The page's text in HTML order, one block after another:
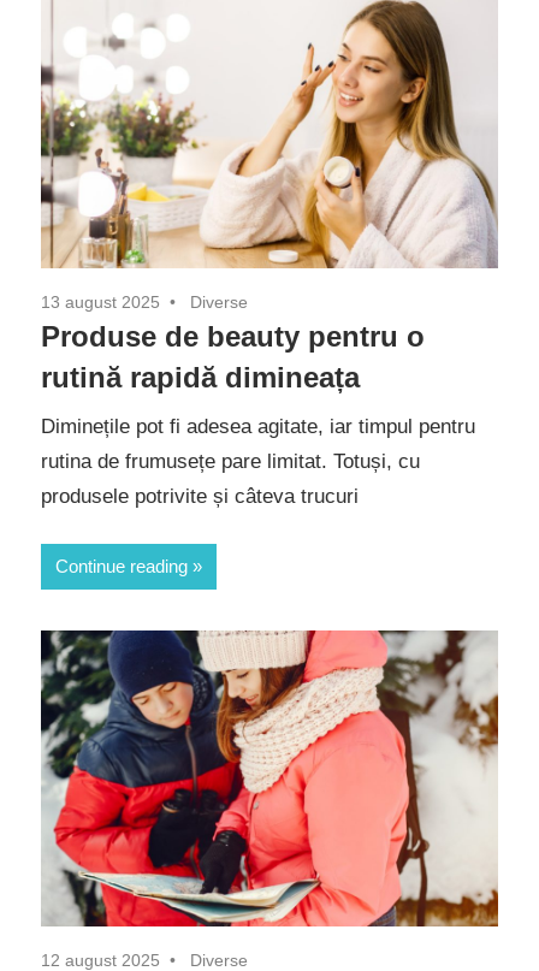
13 august 2025 Diverse
Produse de beauty pentru o
rutină rapidă dimineața
Diminețile pot fi adesea agitate, iar timpul pentru
rutina de frumusețe pare limitat. Totuși, cu
produsele potrivite și câteva trucuri
Continue reading
12 august 2025 Diverse